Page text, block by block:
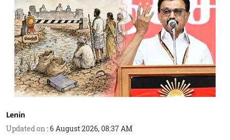
Lenin
Updated on :6 August 2026, 08:37 AM